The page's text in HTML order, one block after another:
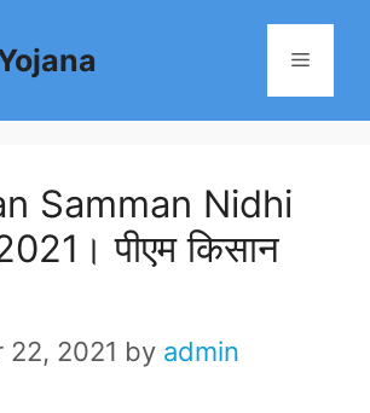
Menu
Samman Nidhi
पीएम किसान
22, 2021 by admin